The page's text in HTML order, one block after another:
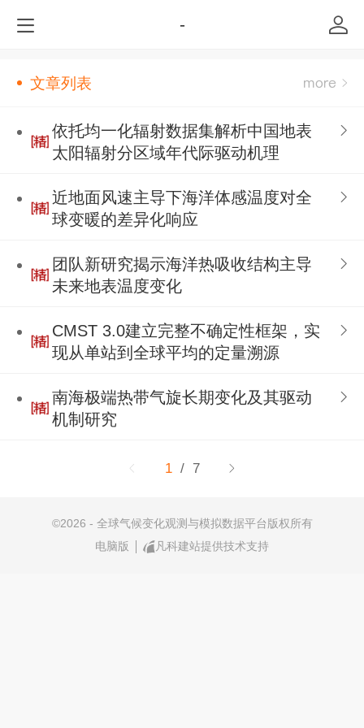
-
文章列表
依托均一化辐射数据集解析中国地表
太阳辐射分区域年代际驱动机理
近地面风速主导下海洋体感温度对全
球变暖的差异化响应
团队新研究揭示海洋热吸收结构主导
未来地表温度变化
CMST 3.0建立完整不确定性框架，实
现从单站到全球平均的定量溯源
南海极端热带气旋长期变化及其驱动
机制研究
1 / 7
©2026 - 全球气候变化观测与模拟数据平台版权所有
电脑版
凡科建站提供技术支持